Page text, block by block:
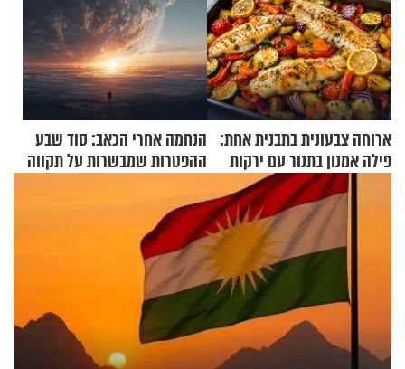
ארוחה צבעונית בתבנית אחת:
פילה אמנון בתנור עם ירקות
הנחמה אחרי הכאב: סוד שבע
ההפטרות שמבשרות על תקווה